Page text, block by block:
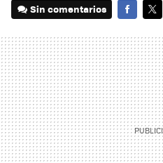
Sin comentarios